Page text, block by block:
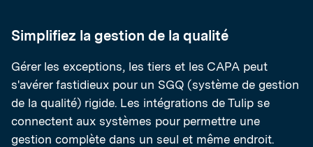
Simplifiez la gestion de la qualité
Gérer les exceptions, les tiers et les CAPA peut
s'avérer fastidieux pour un SGQ (système de gestion
de la qualité) rigide. Les intégrations de Tulip se
connectent aux systèmes pour permettre une
gestion complète dans un seul et même endroit.